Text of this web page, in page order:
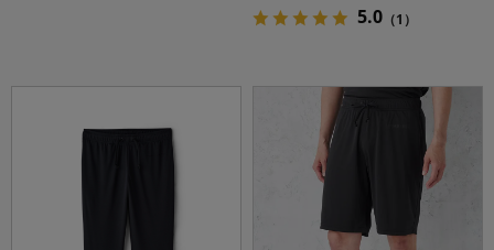
5.0 （1）